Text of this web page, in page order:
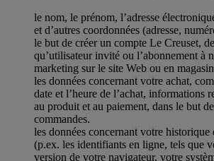
le nom, le prénom, l’adresse
et d’autres coordonnées (adresse,
le but de créer un compte Le Creuset,
qu’utilisateur invité ou l’abonnement à
marketing sur le site Web ou en
les données concernant votre achat,
date et l’heure de l’achat, informations
au produit et au paiement, dans le but
commandes.
les données concernant votre
(p.ex. les identifiants en ligne, tels que
version de votre navigateur, votre